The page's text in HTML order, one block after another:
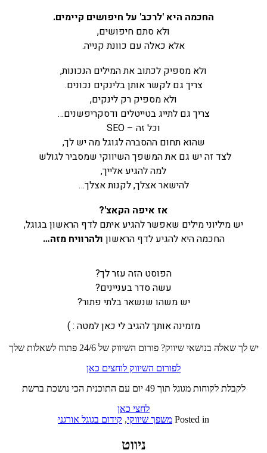
החכמה היא 'לרכב' על חיפושים קיימים.
ולא סתם חיפושים,
אלא כאלה עם כוונת קנייה.
ולא מספיק לכתוב את המילים הנכונות,
צריך גם לקשר אותן בלינקים נכונים.
ולא מספיק רק לינקים,
צריך גם לתייג בטייטלים ודסקריפשנים…
וכל זה – SEO
שהוא תחום ההסברה לגוגל מה יש לך,
לצד זה יש גם את המשפך השיווקי שמסביר לגולש
למה להגיע אלייך,
להישאר אצלך, לקנות אצלך…
אז איפה הקאצ'?
יש מיליוני מילים שאפשר להגיע איתם לדף הראשון בגוגל,
החכמה היא להגיע לדף הראשון ולהרוויח מזה…
הפוסט הזה עזר לך?
עשה סדר בעניינים?
יש משהו שנשאר בלתי פתור?
מזמינה אותך להגיב לי כאן למטה : )
יש לך שאלה בנושאי שיווק? פורום השיווק של 24/6 פתוח לשאלות שלך
לפורום השיווק לוחצים כאן
לקבלת לקוחות מגוגל תוך 49 יום עם התוכנית הכי נושכת ברשת
לחצי כאן
Posted in משפך שיווקי, קידום בגוגל אורגני
ניווט